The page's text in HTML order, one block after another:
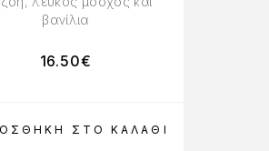
ΣΤΟ ΚΑΛΆΘΙ
βανίλια
16.50€